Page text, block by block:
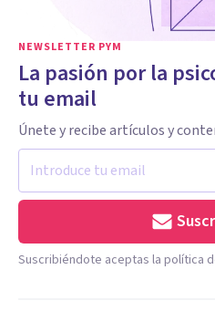
NEWSLETTER PYM
La pasión por la
tu email
Únete y recibe artículos y
Suscribiéndote aceptas la política